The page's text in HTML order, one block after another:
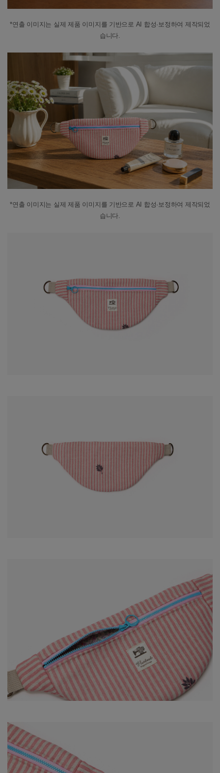
*연출 이미지는 실제 제품 이미지를 기반으로 AI 합성·보정하여 제작되었
습니다.
*연출 이미지는 실제 제품 이미지를 기반으로 AI 합성·보정하여 제작되었
습니다.